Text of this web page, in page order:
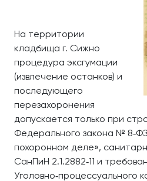
На территории
кладбища г. Сижно
процедура эксгумации
(извлечение останков) и
последующего
перезахоронения
допускается только при
Федерального закона №
похоронном деле»,
СанПиН 2.1.2882‑11 и
Уголовно‑процессуального